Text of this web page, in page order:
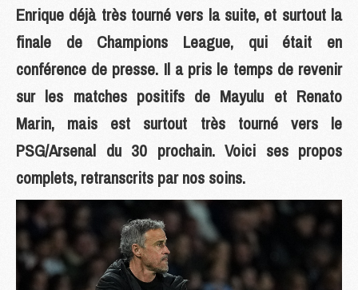
Enrique déjà très tourné vers la suite, et surtout la
finale de Champions League, qui était en
conférence de presse. Il a pris le temps de revenir
sur les matches positifs de Mayulu et Renato
Marin, mais est surtout très tourné vers le
PSG/Arsenal du 30 prochain. Voici ses propos
complets, retranscrits par nos soins.